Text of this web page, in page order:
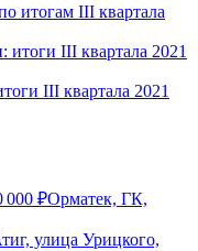
итогам III квартала
III квартала 2021
000 ₽Орматек, ГК,
улица Урицкого,